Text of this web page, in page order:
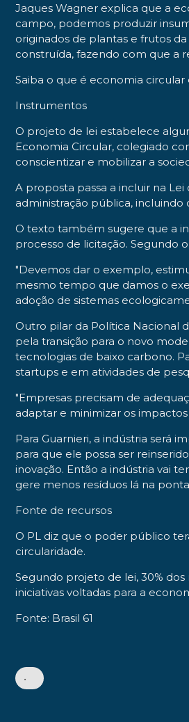
Jaques Wagner explica que a
campo, podemos produzir
originados de plantas e frutos
construída, fazendo com que a
Saiba o que é economia
Instrumentos
O projeto de lei estabelece
Economia Circular, colegiado
conscientizar e mobilizar a
A proposta passa a incluir na
administração pública, incluindo
O texto também sugere que a
processo de licitação. Segundo
"Devemos dar o exemplo,
mesmo tempo que damos o
adoção de sistemas
Outro pilar da Política Nacional
pela transição para o novo
tecnologias de baixo carbono.
startups e em atividades de
"Empresas precisam de
adaptar e minimizar os
Para Guarnieri, a indústria será
para que ele possa ser
inovação. Então a indústria vai
gere menos resíduos lá na
Fonte de recursos
O PL diz que o poder público
circularidade.
Segundo projeto de lei, 30%
iniciativas voltadas para a
Fonte: Brasil 61
•